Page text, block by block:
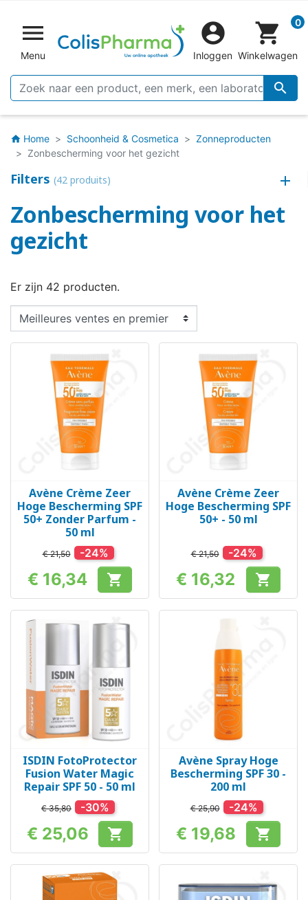

Menu


Inloggen
shopping_cart 0
Winkelwagen
home Home Schoonheid & Cosmetica
Zonneproducten
Zonbescherming voor het gezicht
Filters (42 produits)
Zonbescherming voor het
gezicht
Er zijn 42 producten.
Avène Crème Zeer
Hoge Bescherming SPF
50+ Zonder Parfum -
50 ml
€ 21,50 -24%
Prijs
€ 16,34 
Avène Crème Zeer
Hoge Bescherming SPF
50+ - 50 ml
€ 21,50 -24%
Prijs
€ 16,32 
ISDIN FotoProtector
Fusion Water Magic
Repair SPF 50 - 50 ml
€ 35,80 -30%
Prijs
€ 25,06 
Avène Spray Hoge
Bescherming SPF 30 -
200 ml
€ 25,90 -24%
Prijs
€ 19,68 